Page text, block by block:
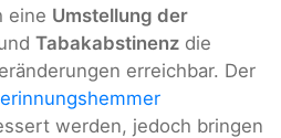
eine Umstellung der
Tabakabstinenz die
erreichbar. Der
werden, jedoch bringen